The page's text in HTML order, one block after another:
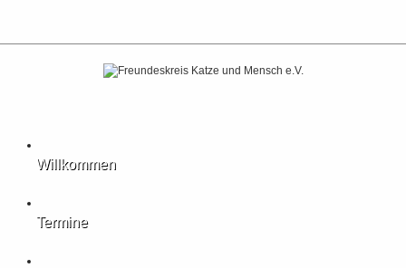
Willkommen
Termine